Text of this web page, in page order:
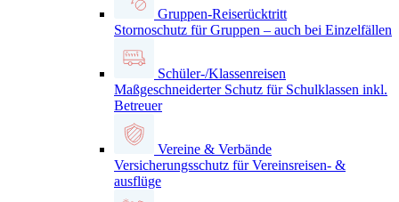
Gruppen-Reiserücktritt
Stornoschutz für Gruppen – auch bei Einzelfällen
Schüler-/Klassenreisen
Maßgeschneiderter Schutz für Schulklassen inkl.
Betreuer
Vereine & Verbände
Versicherungsschutz für Vereinsreisen- &
ausflüge